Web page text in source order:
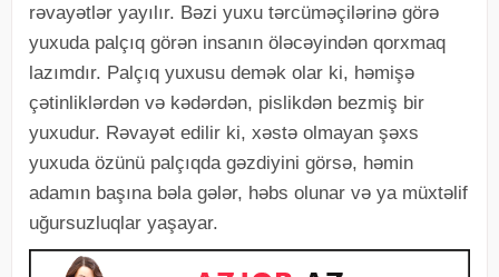
rəvayətlər yayılır. Bəzi yuxu tərcüməçilərinə görə
yuxuda palçıq görən insanın öləcəyindən qorxmaq
lazımdır. Palçıq yuxusu demək olar ki, həmişə
çətinliklərdən və kədərdən, pislikdən bezmiş bir
yuxudur. Rəvayət edilir ki, xəstə olmayan şəxs
yuxuda özünü palçıqda gəzdiyini görsə, həmin
adamın başına bəla gələr, həbs olunar və ya müxtəlif
uğursuzluqlar yaşayar.